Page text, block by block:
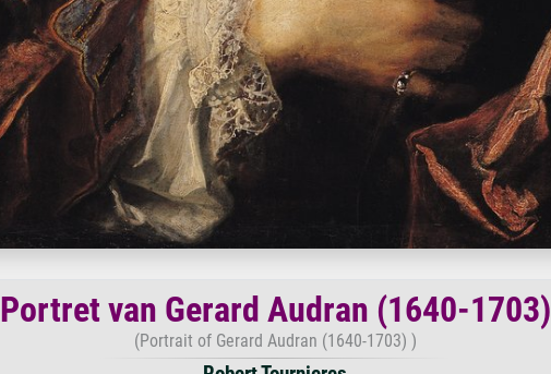
Portret van Gerard Audran (1640-1703)
(Portrait of Gerard Audran (1640-1703) )